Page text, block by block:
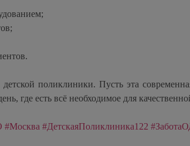
поликлиники. Пусть эта
где есть всё необходимое для
#Москва #ДетскаяПоликлиника122